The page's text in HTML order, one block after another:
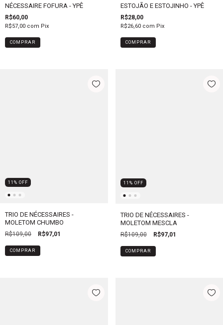
NÉCESSAIRE FOFURA - YPÊ
R$60,00
R$57,00 com Pix
ESTOJÃO E ESTOJINHO - YPÊ
R$28,00
R$26,60 com Pix
COMPRAR
11 % OFF
TRIO DE NÉCESSAIRES -
MOLETOM CHUMBO
R$109,00 R$97,01
11 % OFF
TRIO DE NÉCESSAIRES -
MOLETOM MESCLA
R$109,00 R$97,01